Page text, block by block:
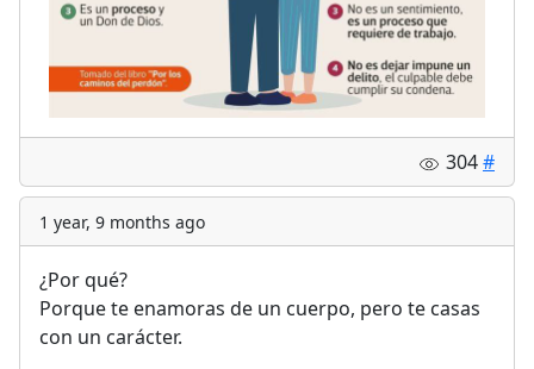
304#
1 year, 9 months ago
¿Por qué?
Porque te enamoras de un cuerpo, pero te casas
con un carácter.